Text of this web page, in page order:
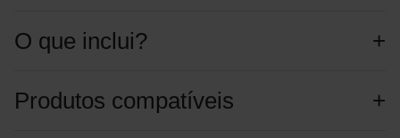
O que inclui?
Produtos compatíveis